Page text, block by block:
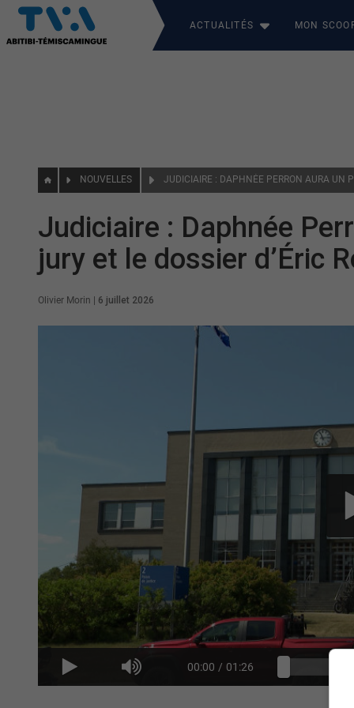
ACTUALITÉS MON
NOUVELLES
Judiciaire : Daphnée
jury et le dossier d’Éric
Olivier Morin 6 juillet 2026
00:00 / 01:26